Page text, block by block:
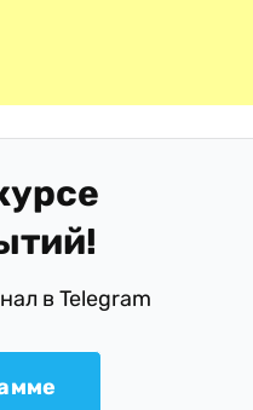
в Telegram